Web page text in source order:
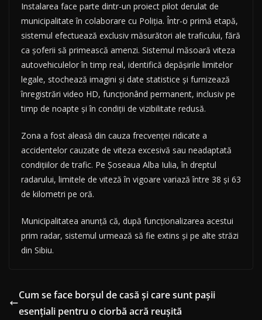
Instalarea face parte dintr-un proiect pilot derulat de
municipalitate în colaborare cu Poliția. Într-o primă etapă,
sistemul efectuează exclusiv măsurători ale traficului, fără
ca șoferii să primească amenzi. Sistemul măsoară viteza
autovehiculelor în timp real, identifică depășirile limitelor
legale, stochează imagini și date statistice și furnizează
înregistrări video HD, funcționând permanent, inclusiv pe
timp de noapte și în condiții de vizibilitate redusă.
Zona a fost aleasă din cauza frecvenței ridicate a
accidentelor cauzate de viteza excesivă sau neadaptată
condițiilor de trafic. Pe Șoseaua Alba Iulia, în dreptul
radarului, limitele de viteză în vigoare variază între 38 și 63
de kilometri pe oră.
Municipalitatea anunță că, după funcționalizarea acestui
prim radar, sistemul urmează să fie extins și pe alte străzi
din Sibiu.
Cum se face borșul de casă și care sunt pașii
esențiali pentru o ciorbă acră reușită